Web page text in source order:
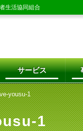
生活協同組合
サービス
yousu-1
1